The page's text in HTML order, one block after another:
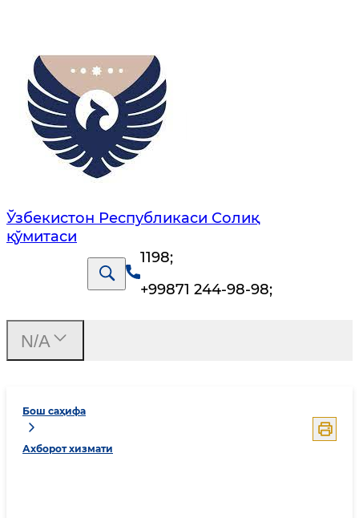
Ўзбекистон Республикаси Солиқ
қўмитаси
1198;
+99871 244-98-98;
Бош саҳифа
Ахборот хизмати
N/A